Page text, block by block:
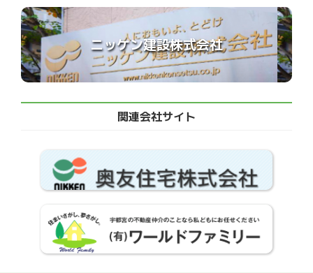
ニッケン建設株式会社
関連会社サイト